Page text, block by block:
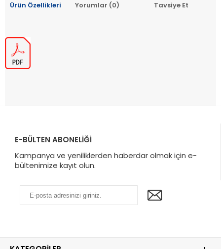
Ürün Özellikleri Yorumlar (0) Tavsiye Et
E-BÜLTEN ABONELİĞİ
Kampanya ve yeniliklerden haberdar olmak için e-
bültenimize kayıt olun.